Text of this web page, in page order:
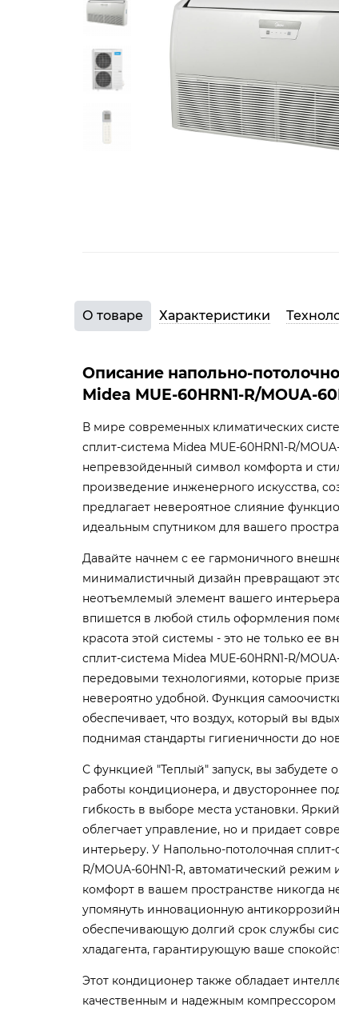
О товаре Характеристики
Описание напольно-
Midea MUE-60HRN1-R/MOUA-
В мире современных климатических
сплит-система Midea MUE-60HRN1-R/
непревзойденный символ комфорта и
произведение инженерного искусства,
предлагает невероятное слияние
идеальным спутником для вашего
Давайте начнем с ее гармоничного
минималистичный дизайн превращают
неотъемлемый элемент вашего
впишется в любой стиль оформления
красота этой системы - это не только ее
сплит-система Midea MUE-60HRN1-R/
передовыми технологиями, которые
невероятно удобной. Функция
обеспечивает, что воздух, который вы
поднимая стандарты гигиеничности до
С функцией "Теплый" запуск, вы забудете
работы кондиционера, и двустороннее
гибкость в выборе места установки.
облегчает управление, но и придает
интерьеру. У Напольно-потолочная сплит-
R/MOUA-60HN1-R, автоматический режим
комфорт в вашем пространстве никогда
упомянуть инновационную
обеспечивающую долгий срок службы
хладагента, гарантирующую ваше
Этот кондиционер также обладает
качественным и надежным